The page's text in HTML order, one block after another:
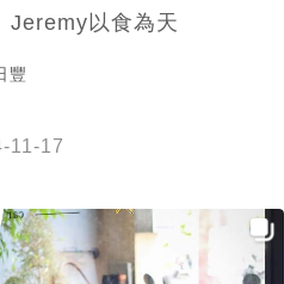
Jeremy以食為天
豐
11-17